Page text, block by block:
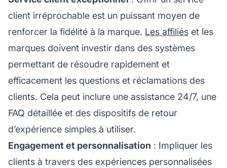
client irréprochable est un puissant moyen de
renforcer la fidélité à la marque. Les affiliés et les
marques doivent investir dans des systèmes
permettant de résoudre rapidement et
efficacement les questions et réclamations des
clients. Cela peut inclure une assistance 24/7, une
FAQ détaillée et des dispositifs de retour
d’expérience simples à utiliser.
Engagement et personnalisation : Impliquer les
clients à travers des expériences personnalisées